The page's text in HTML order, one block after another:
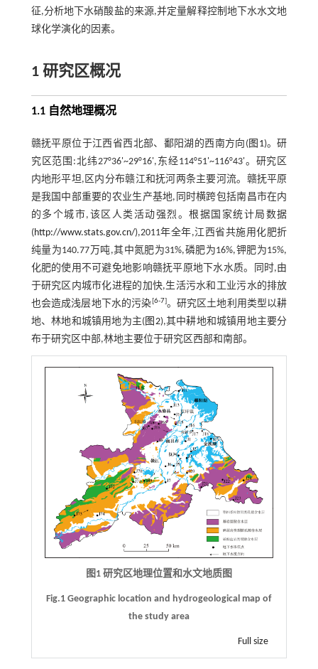
征,分析地下水硝酸盐的来源,并定量解释控制地下水水文地
球化学演化的因素。
1 研究区概况
1.1 自然地理概况
赣抚平原位于江西省西北部、鄱阳湖的西南方向(图1)。研
究区范围:北纬27°36'~29°16',东经114°51'~116°43'。研究区
内地形平坦,区内分布赣江和抚河两条主要河流。赣抚平原
是我国中部重要的农业生产基地,同时横跨包括南昌市在内
的多个城市,该区人类活动强烈。根据国家统计局数据
(http://www.stats.gov.cn/),2011年全年,江西省共施用化肥折
纯量为140.77万吨,其中氮肥为31%,磷肥为16%,钾肥为15%,
化肥的使用不可避免地影响赣抚平原地下水水质。同时,由
于研究区内城市化进程的加快,生活污水和工业污水的排放
也会造成浅层地下水的污染[6-7]。研究区土地利用类型以耕
地、林地和城镇用地为主(图2),其中耕地和城镇用地主要分
布于研究区中部,林地主要位于研究区西部和南部。
图1 研究区地理位置和水文地质图
Fig.1 Geographic location and hydrogeological map of
the study area
Full size